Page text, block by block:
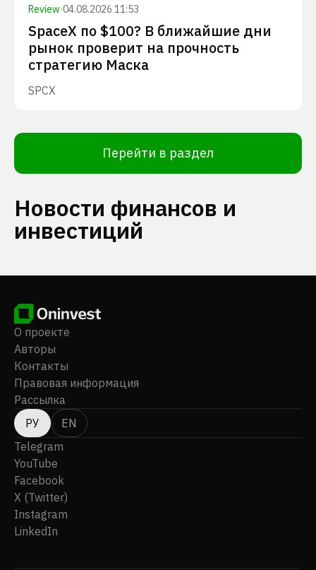
Review·04.08.2026 11:53
SpaceX по $100? В ближайшие дни
рынок проверит на прочность
стратегию Маска
SPCX
Перейти в раздел
Новости финансов и
инвестиций
О проекте
Авторы
Контакты
Правовая информация
Рассылка
РУ
EN
Telegram
YouTube
Facebook
X (Twitter)
Instagram
LinkedIn